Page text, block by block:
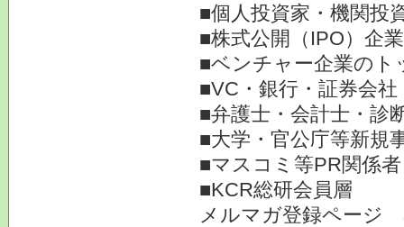
■個人投資家・機関投
■株式公開（IPO）企
■ベンチャー企業のト
■VC・銀行・証券会
■弁護士・会計士・診
■大学・官公庁等新規
■マスコミ等PR関係者
■KCR総研会員層
メルマガ登録ページ